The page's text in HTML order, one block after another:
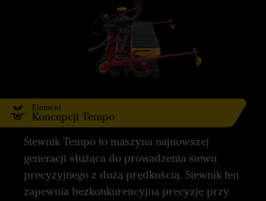
Element
Koncepcji Tempo
Siewnik Tempo to maszyna najnowszej
generacji służąca do prowadzenia siewu
precyzyjnego z dużą prędkością. Siewnik ten
zapewnia bezkonkurencyjną precyzję przy